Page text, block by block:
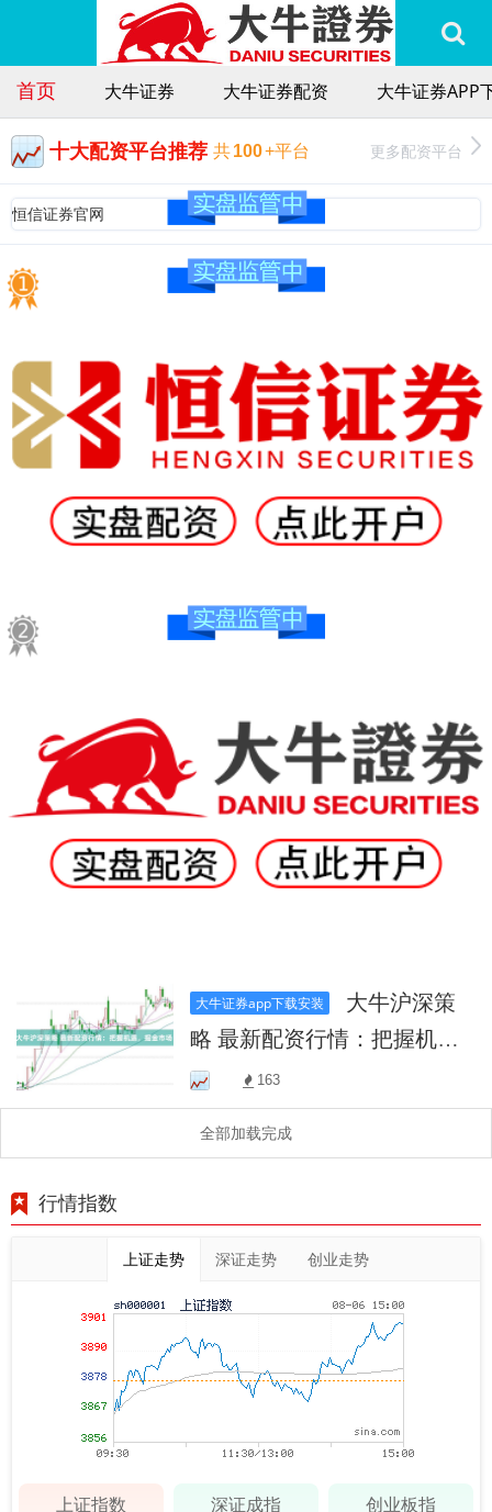
首页 大牛证券 大牛证券配资 大牛证券APP
十大配资平台推荐 共100+平台 更多配资平台
恒信证券官网
大牛证券app下载安装
略 最新配资行情：把握机
遇，掘金市场！
163
全部加载完成
行情指数
上证走势 深证走势 创业走势
上证指数 深证成指 创业板指